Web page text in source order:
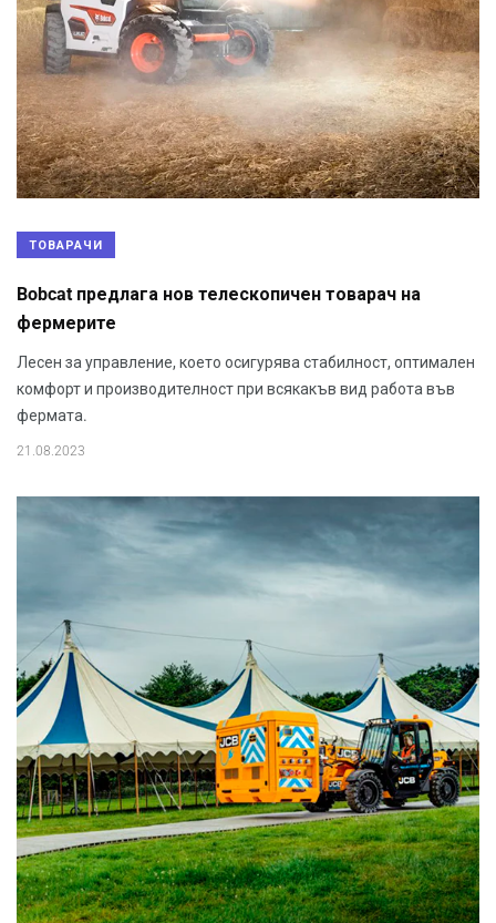
ТОВАРАЧИ
Bobcat предлага нов телескопичен товарач на
фермерите
Лесен за управление, което осигурява стабилност, оптимален
комфорт и производителност при всякакъв вид работа във
фермата.
21.08.2023